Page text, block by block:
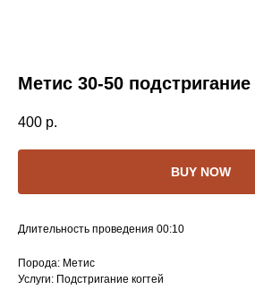
Метис 30-50 подстригание
400 р.
BUY NOW
Длительность проведения 00:10
Порода: Метис
Услуги: Подстригание когтей